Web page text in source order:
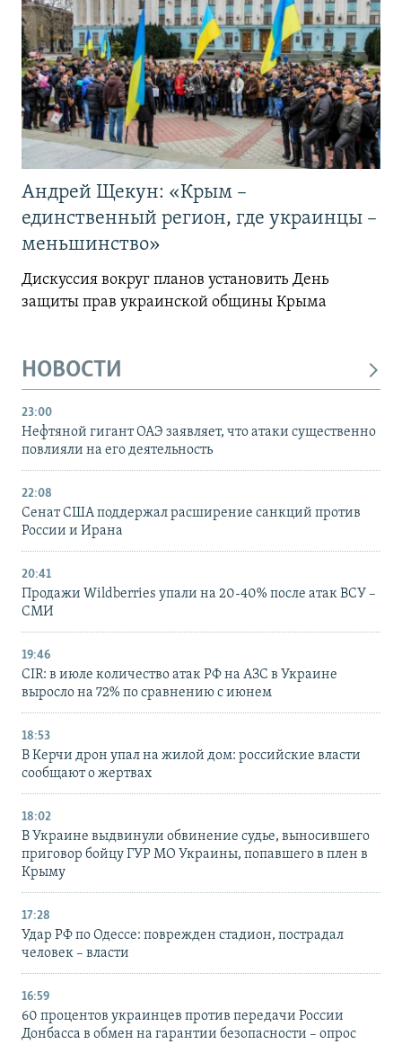
Андрей Щекун: «Крым –
единственный регион, где украинцы –
меньшинство»
Дискуссия вокруг планов установить День
защиты прав украинской общины Крыма
НОВОСТИ
23:00
Нефтяной гигант ОАЭ заявляет, что атаки существенно
повлияли на его деятельность
22:08
Сенат США поддержал расширение санкций против
России и Ирана
20:41
Продажи Wildberries упали на 20-40% после атак ВСУ –
СМИ
19:46
CIR: в июле количество атак РФ на АЗС в Украине
выросло на 72% по сравнению с июнем
18:53
В Керчи дрон упал на жилой дом: российские власти
сообщают о жертвах
18:02
В Украине выдвинули обвинение судье, выносившего
приговор бойцу ГУР МО Украины, попавшего в плен в
Крыму
17:28
Удар РФ по Одессе: поврежден стадион, пострадал
человек – власти
16:59
60 процентов украинцев против передачи России
Донбасса в обмен на гарантии безопасности – опрос